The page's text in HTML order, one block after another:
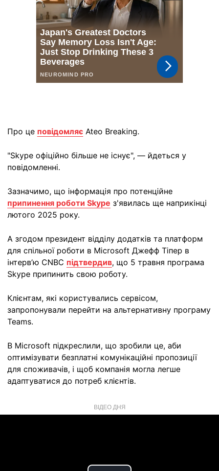
Про це повідомляє Ateo Breaking.
"Skype офіційно більше не існує", — йдеться у
повідомленні.
Зазначимо, що інформація про потенційне
припинення роботи Skype з'явилась ще наприкінці
лютого 2025 року.
А згодом президент відділу додатків та платформ
для спільної роботи в Microsoft Джефф Тіпер в
інтерв’ю CNBC підтвердив, що 5 травня програма
Skype припинить свою роботу.
Клієнтам, які користувались сервісом,
запропонували перейти на альтернативну програму
Teams.
В Microsoft підкреслили, що зробили це, аби
оптимізувати безплатні комунікаційні пропозиції
для споживачів, і щоб компанія могла легше
адаптуватися до потреб клієнтів.
ВІДЕО ДНЯ